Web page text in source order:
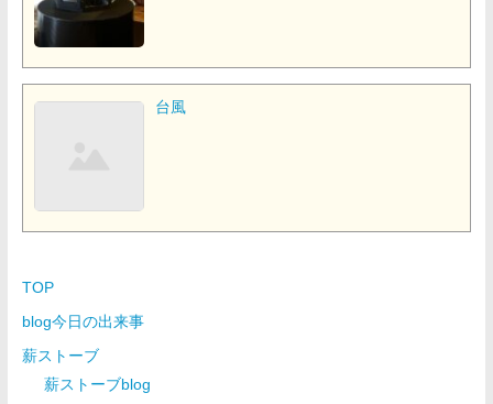
台風
TOP
blog今日の出来事
薪ストーブ
薪ストーブblog